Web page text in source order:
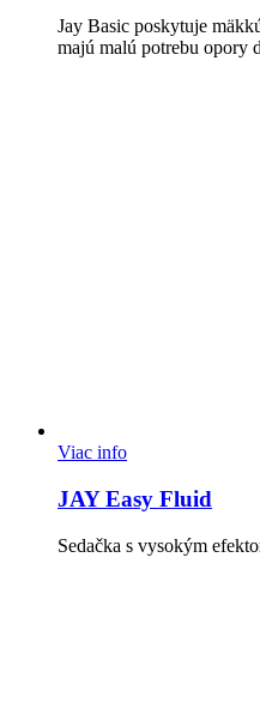
Jay Basic poskytuje
majú malú potrebu opory
Viac info
JAY Easy Fluid
Sedačka s vysokým